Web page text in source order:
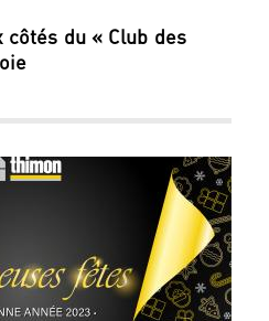
côtés du « Club des